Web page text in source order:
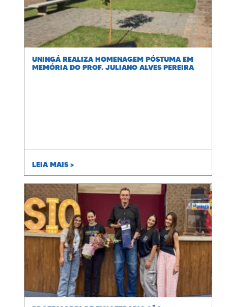
UNINGÁ REALIZA HOMENAGEM PÓSTUMA EM
MEMÓRIA DO PROF. JULIANO ALVES PEREIRA
LEIA MAIS >